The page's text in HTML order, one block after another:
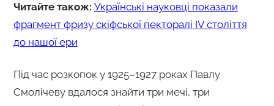
Читайте також: Українські науковці показали
фрагмент фризу скіфської пекторалі IV століття
до нашої ери
Під час розкопок у 1925–1927 роках Павлу
Смолічеву вдалося знайти три мечі, три